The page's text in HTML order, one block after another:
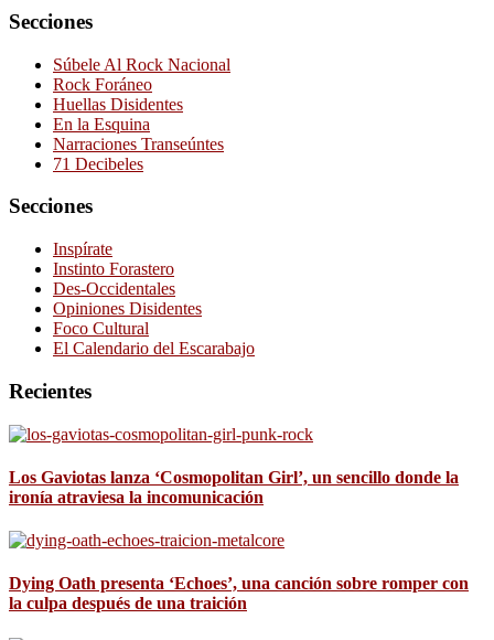
Secciones
Súbele Al Rock Nacional
Rock Foráneo
Huellas Disidentes
En la Esquina
Narraciones Transeúntes
71 Decibeles
Secciones
Inspírate
Instinto Forastero
Des-Occidentales
Opiniones Disidentes
Foco Cultural
El Calendario del Escarabajo
Recientes
Los Gaviotas lanza ‘Cosmopolitan Girl’, un sencillo donde la
ironía atraviesa la incomunicación
Dying Oath presenta ‘Echoes’, una canción sobre romper con
la culpa después de una traición